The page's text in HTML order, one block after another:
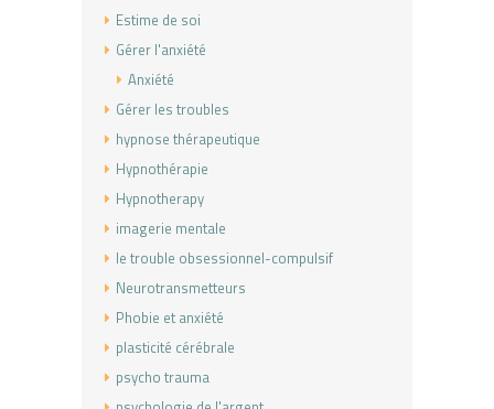
Estime de soi
Gérer l'anxiété
Anxiété
Gérer les troubles
hypnose thérapeutique
Hypnothérapie
Hypnotherapy
imagerie mentale
le trouble obsessionnel-compulsif
Neurotransmetteurs
Phobie et anxiété
plasticité cérébrale
psycho trauma